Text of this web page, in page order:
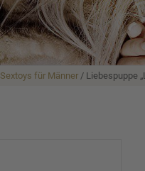
Sextoys für Männer / Liebespuppe